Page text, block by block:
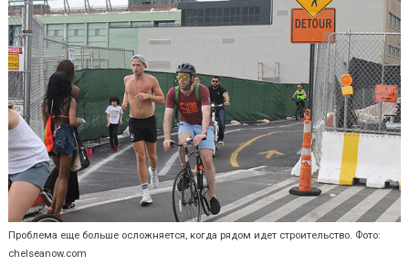
Проблема еще больше осложняется, когда рядом идет строительство. Фото:
chelseanow.com